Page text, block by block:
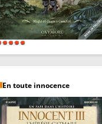
En toute innocence